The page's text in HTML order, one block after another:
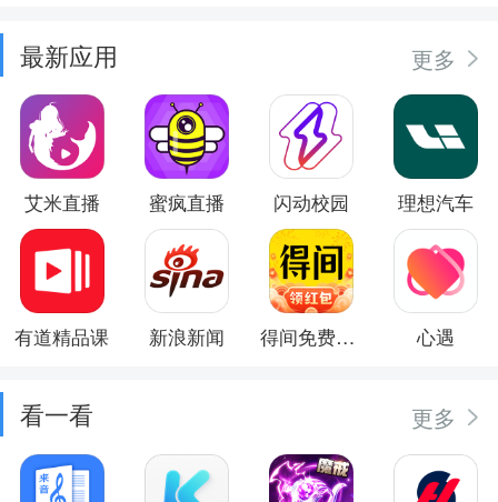
最新应用 更多
艾米直播 蜜疯直播 闪动校园 理想汽车
有道精品课 新浪新闻 得间免费小说 心遇
看一看 更多